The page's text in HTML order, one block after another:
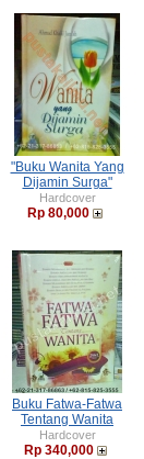
"Buku Wanita Yang
Dijamin Surga"
Hardcover
Rp 80,000
Buku Fatwa-Fatwa
Tentang Wanita
Hardcover
Rp 340,000